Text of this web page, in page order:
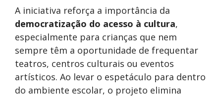
A iniciativa reforça a importância da
democratização do acesso à cultura,
especialmente para crianças que nem
sempre têm a oportunidade de frequentar
teatros, centros culturais ou eventos
artísticos. Ao levar o espetáculo para dentro
do ambiente escolar, o projeto elimina